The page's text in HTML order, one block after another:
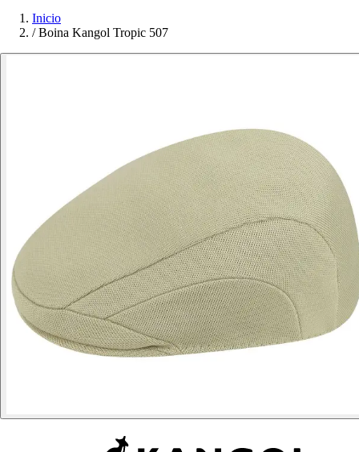
Inicio
/ Boina Kangol Tropic 507